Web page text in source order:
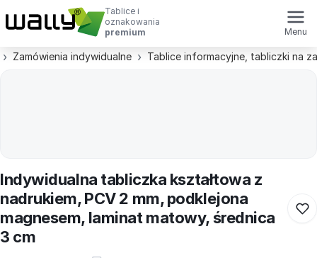
Tablice i
oznakowania
premium
Menu
Zamówienia indywidualne Tablice informacyjne, tabliczki na
Indywidualna tabliczka kształtowa z
nadrukiem, PCV 2 mm, podklejona
magnesem, laminat matowy, średnica
3 cm